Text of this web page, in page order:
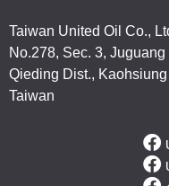
Taiwan United Oil Co.,
No.278, Sec. 3, Juguang
Qieding Dist.,
Taiwan